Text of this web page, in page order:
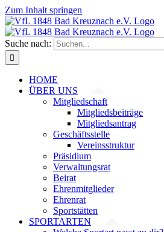
Zum Inhalt springen
Suche nach:
HOME
ÜBER UNS
Mitgliedschaft
Mitgliedsbeiträge
Mitgliedsantrag
Geschäftsstelle
Vereinsstruktur
Präsidium
Verwaltungsrat
Beirat
Ehrenmitglieder
Ehrenrat
Sportstätten
SPORTARTEN